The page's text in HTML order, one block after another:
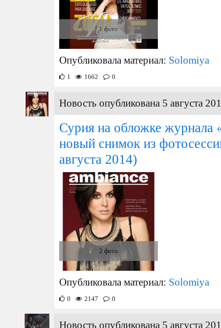
1 фото
Опубликовала материал: Solomiya
1 1662 0
Новость опубликована 5 августа
Сурия на обложке
новый снимок из
августа 2014)
2 фото
Опубликовала материал: Solomiya
0 2147 0
Новость опубликована 5 августа